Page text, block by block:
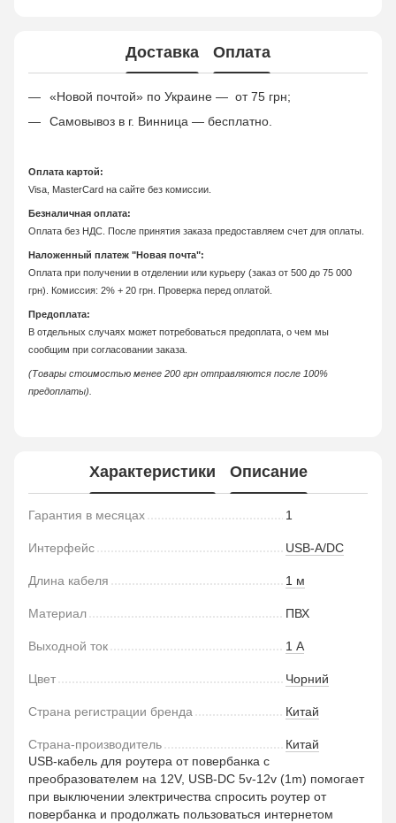
Доставка Оплата
«Новой почтой» по Украине — от 75 грн;
Самовывоз в г. Винница — бесплатно.
Оплата картой:
Visa, MasterCard на сайте без комиссии.
Безналичная оплата:
Оплата без НДС. После принятия заказа предоставляем счет для оплаты.
Наложенный платеж "Новая почта":
Оплата при получении в отделении или курьеру (заказ от 500 до 75 000
грн). Комиссия: 2% + 20 грн. Проверка перед оплатой.
Предоплата:
В отдельных случаях может потребоваться предоплата, о чем мы
сообщим при согласовании заказа.
(Товары стоимостью менее 200 грн отправляются после 100%
предоплаты).
Характеристики Описание
Гарантия в месяцах 1
Интерфейс USB-A/DC
Длина кабеля 1 м
Материал ПВХ
Выходной ток 1 А
Цвет Чорний
Страна регистрации бренда Китай
Страна-производитель
Китай
USB-кабель для роутера от повербанка с
преобразователем на 12V, USB-DC 5v-12v (1m) помогает
при выключении электричества спросить роутер от
повербанка и продолжать пользоваться интернетом